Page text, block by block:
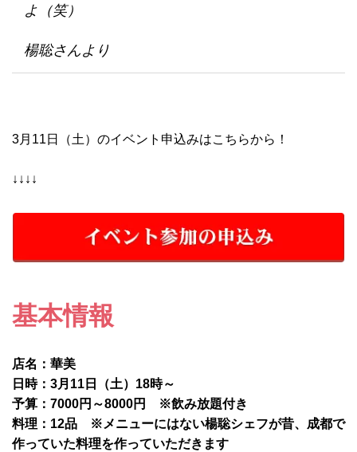
よ（笑）
楊聡さんより
3月11日（土）のイベント申込みはこちらから！
↓↓↓↓
基本情報
店名：華美
日時：3月11日（土）18時～
予算：7000円～8000円 ※飲み放題付き
料理：12品 ※メニューにはない楊聡シェフが昔、成都で
作っていた料理を作っていただきます